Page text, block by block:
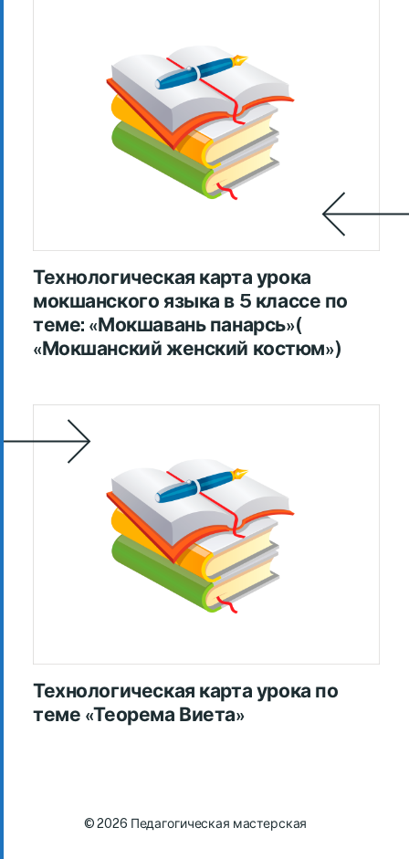
Технологическая карта урока
мокшанского языка в 5 классе по
теме: «Мокшавань панарсь»(
«Мокшанский женский костюм»)
Технологическая карта урока по
теме «Теорема Виета»
© 2026 Педагогическая мастерская